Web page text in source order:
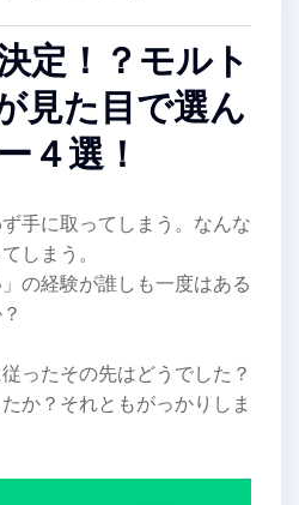
定！？モルト
見た目で選ん
４選！
手に取ってしまう。なんな
しまう。
の経験が誰しも一度はある
ったその先はどうでした？
か？それともがっかりしま